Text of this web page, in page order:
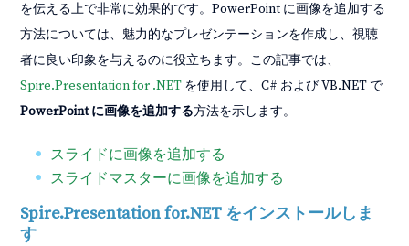
を伝える上で非常に効果的です。PowerPoint に画像を追加する
方法については、魅力的なプレゼンテーションを作成し、視聴
者に良い印象を与えるのに役立ちます。この記事では、
Spire.Presentation for .NET を使用して、C# および VB.NET で
PowerPoint に画像を追加する方法を示します。
スライドに画像を追加する
スライドマスターに画像を追加する
Spire.Presentation for.NET をインストールしま
す